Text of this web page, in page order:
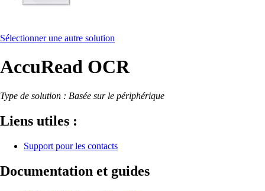
Sélectionner une autre solution
AccuRead OCR
Type de solution : Basée sur le périphérique
Liens utiles :
Support pour les contacts
Documentation et guides